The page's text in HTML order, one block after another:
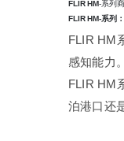
FLIR HM-系列
FLIR HM-系列
FLIR HM
感知能力
FLIR HM
泊港口还